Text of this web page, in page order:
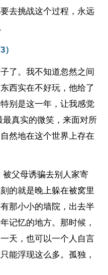
去挑战这个过程，永远
了。我不知道忽然之间
西实在不好玩，他给了
别是这一年，让我感觉
真实的微笑，来面对所
然地在这个世界上存在
父母诱骗去别人家寄
的就是晚上躲在被窝里
那小小的墙院，出去半
记忆的地方。那时候，
天，也可以一个人自言
能浮现这么多。孤独，